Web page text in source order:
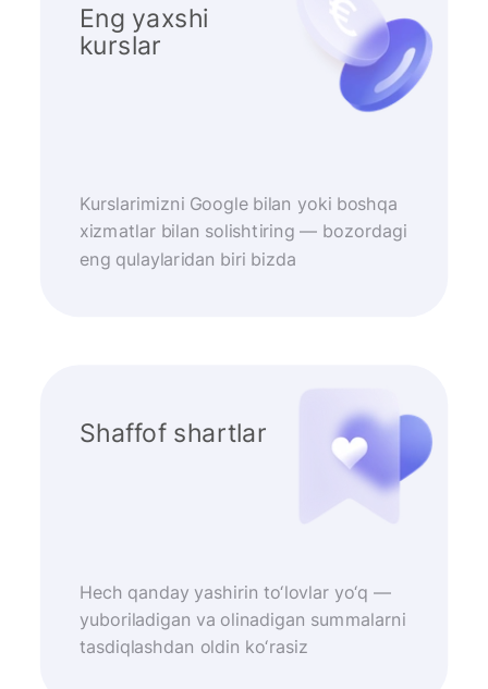
Eng yaxshi
kurslar
Kurslarimizni Google bilan yoki boshqa
xizmatlar bilan solishtiring — bozordagi
eng qulaylaridan biri bizda
Shaffof shartlar
Hech qanday yashirin to‘lovlar yo‘q —
yuboriladigan va olinadigan summalarni
tasdiqlashdan oldin ko‘rasiz